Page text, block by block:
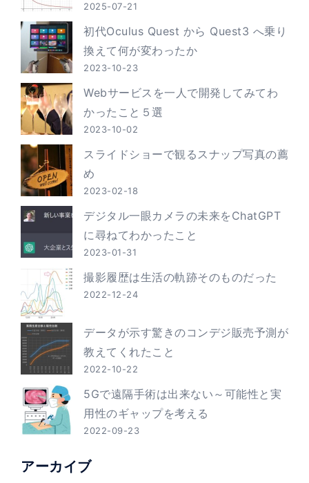
2025-07-21
初代Oculus Quest から Quest3 へ乗り
換えて何が変わったか
2023-10-23
Webサービスを一人で開発してみてわ
かったこと５選
2023-10-02
スライドショーで観るスナップ写真の薦
め
2023-02-18
デジタル一眼カメラの未来をChatGPT
に尋ねてわかったこと
2023-01-31
撮影履歴は生活の軌跡そのものだった
2022-12-24
データが示す驚きのコンデジ販売予測が
教えてくれたこと
2022-10-22
5Gで遠隔手術は出来ない～可能性と実
用性のギャップを考える
2022-09-23
アーカイブ